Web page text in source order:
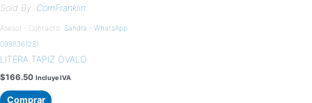
Sold By: ComFranklin
Asesor - Contacto: Sandra - WhatsApp
0998361281
LITERA TAPIZ OVALO
$166.50 Incluye IVA
Comprar